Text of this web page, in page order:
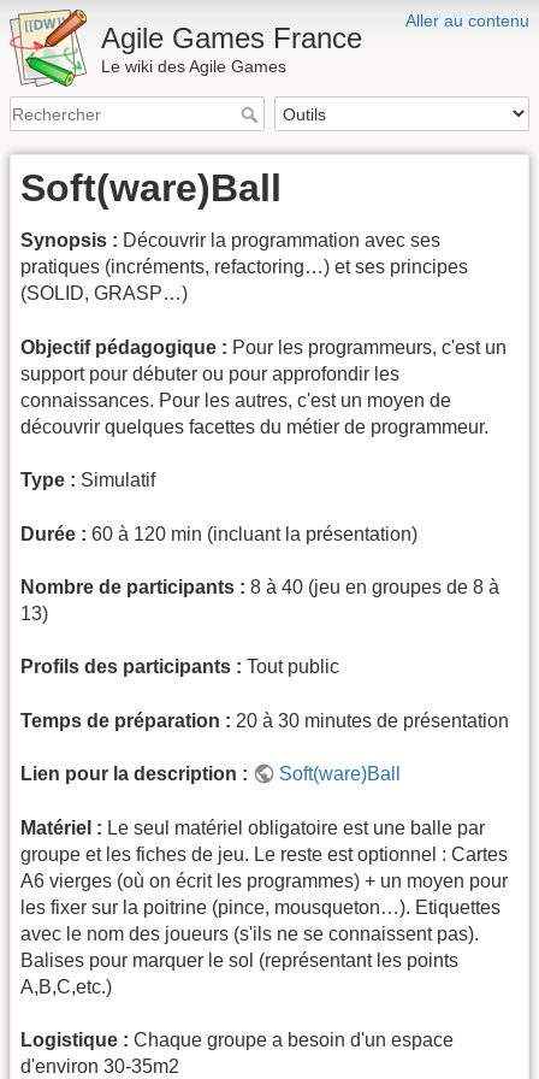
Aller au contenu
Agile Games France
Le wiki des Agile Games
Soft(ware)Ball
Synopsis : Découvrir la programmation avec ses
pratiques (incréments, refactoring…) et ses principes
(SOLID, GRASP…)
Objectif pédagogique : Pour les programmeurs, c'est un
support pour débuter ou pour approfondir les
connaissances. Pour les autres, c'est un moyen de
découvrir quelques facettes du métier de programmeur.
Type : Simulatif
Durée : 60 à 120 min (incluant la présentation)
Nombre de participants : 8 à 40 (jeu en groupes de 8 à
13)
Profils des participants : Tout public
Temps de préparation : 20 à 30 minutes de présentation
Lien pour la description : Soft(ware)Ball
Matériel : Le seul matériel obligatoire est une balle par
groupe et les fiches de jeu. Le reste est optionnel : Cartes
A6 vierges (où on écrit les programmes) + un moyen pour
les fixer sur la poitrine (pince, mousqueton…). Etiquettes
avec le nom des joueurs (s'ils ne se connaissent pas).
Balises pour marquer le sol (représentant les points
A,B,C,etc.)
Logistique : Chaque groupe a besoin d'un espace
d'environ 30-35m2